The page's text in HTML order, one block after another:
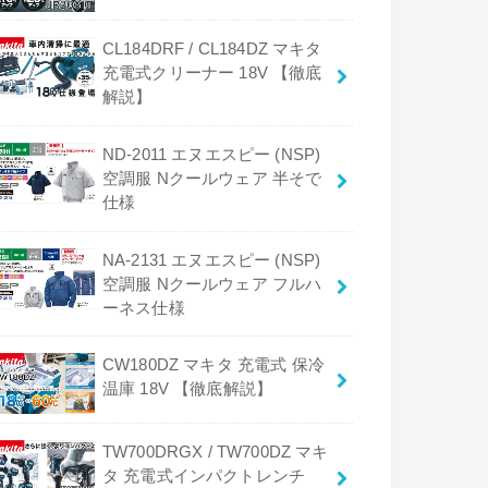
CL184DRF / CL184DZ マキタ
充電式クリーナー 18V 【徹底
解説】
ND-2011 エヌエスピー (NSP)
空調服 Nクールウェア 半そで
仕様
NA-2131 エヌエスピー (NSP)
空調服 Nクールウェア フルハ
ーネス仕様
CW180DZ マキタ 充電式 保冷
温庫 18V 【徹底解説】
TW700DRGX / TW700DZ マキ
タ 充電式インパクトレンチ